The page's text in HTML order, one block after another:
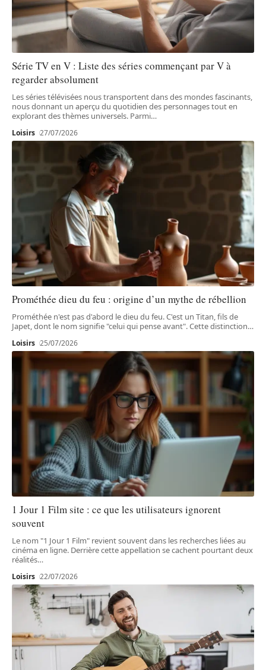
Série TV en V : Liste des séries commençant par V à
regarder absolument
Les séries télévisées nous transportent dans des mondes fascinants,
nous donnant un aperçu du quotidien des personnages tout en
explorant des thèmes universels. Parmi…
Loisirs 27/07/2026
Prométhée dieu du feu : origine d’un mythe de rébellion
Prométhée n'est pas d'abord le dieu du feu. C'est un Titan, fils de
Japet, dont le nom signifie "celui qui pense avant". Cette distinction…
Loisirs 25/07/2026
1 Jour 1 Film site : ce que les utilisateurs ignorent
souvent
Le nom "1 Jour 1 Film" revient souvent dans les recherches liées au
cinéma en ligne. Derrière cette appellation se cachent pourtant deux
réalités…
Loisirs 22/07/2026